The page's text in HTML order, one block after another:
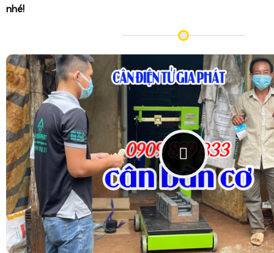
nhé!